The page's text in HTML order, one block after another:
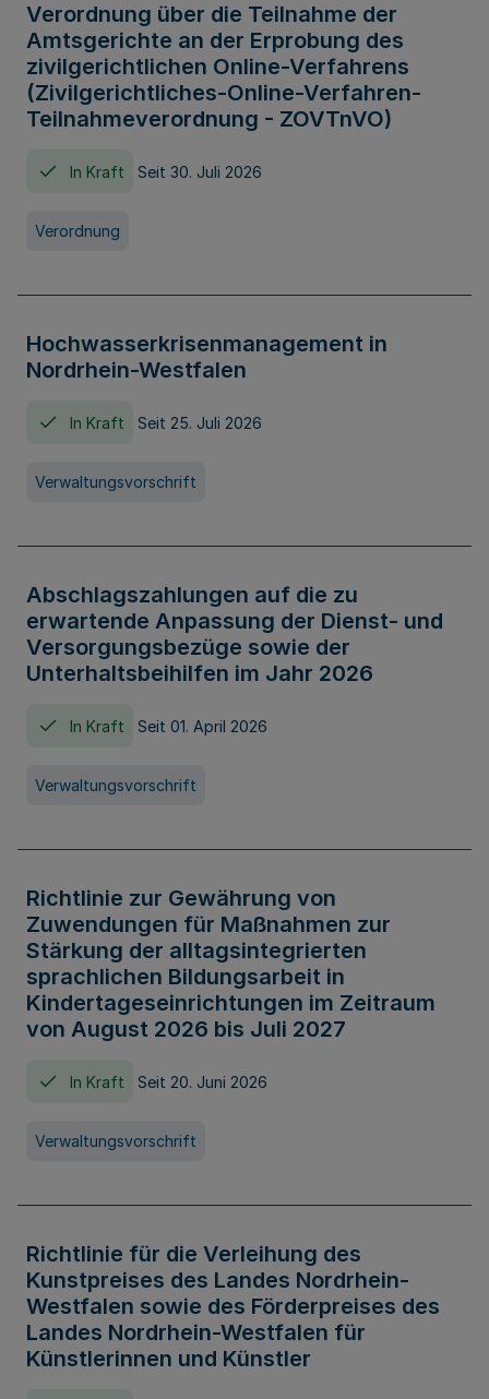
Verordnung über die Teilnahme der
Amtsgerichte an der Erprobung des
zivilgerichtlichen Online-Verfahrens
(Zivilgerichtliches-Online-Verfahren-
Teilnahmeverordnung - ZOVTnVO)
In Kraft Seit 30. Juli 2026
Verordnung
Hochwasserkrisenmanagement in
Nordrhein-Westfalen
In Kraft Seit 25. Juli 2026
Verwaltungsvorschrift
Abschlagszahlungen auf die zu
erwartende Anpassung der Dienst- und
Versorgungsbezüge sowie der
Unterhaltsbeihilfen im Jahr 2026
In Kraft Seit 01. April 2026
Verwaltungsvorschrift
Richtlinie zur Gewährung von
Zuwendungen für Maßnahmen zur
Stärkung der alltagsintegrierten
sprachlichen Bildungsarbeit in
Kindertageseinrichtungen im Zeitraum
von August 2026 bis Juli 2027
In Kraft Seit 20. Juni 2026
Verwaltungsvorschrift
Richtlinie für die Verleihung des
Kunstpreises des Landes Nordrhein-
Westfalen sowie des Förderpreises des
Landes Nordrhein-Westfalen für
Künstlerinnen und Künstler